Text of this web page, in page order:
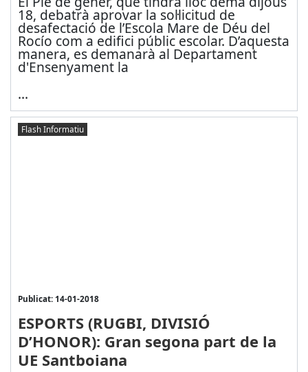
18, debatrà aprovar la sol·licitud de
desafectació de l’Escola Mare de Déu del
Rocío com a edifici públic escolar. D’aquesta
manera, es demanarà al Departament
d'Ensenyament la
...
Flash Informatiu
Publicat: 14-01-2018
ESPORTS (RUGBI, DIVISIÓ
D’HONOR): Gran segona part de la
UE Santboiana